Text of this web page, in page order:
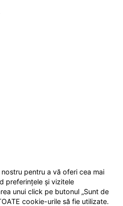
pentru a vă oferi cea mai
preferințele și vizitele
unui click pe butonul „Sunt de
cookie-urile să fie utilizate.